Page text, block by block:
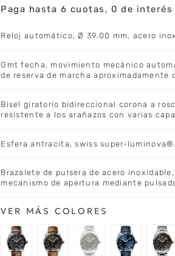
Paga hasta 6 cuotas, 0 de interés
Reloj automático, Ø 39.00 mm, acero
Gmt fecha, movimiento mecánico
de reserva de marcha
Bisel giratorio bidireccional corona a
resistente a los arañazos con varias
Esfera antracita, swiss super-luminova®.
Brazalete de pulsera de acero
mecanismo de apertura mediante